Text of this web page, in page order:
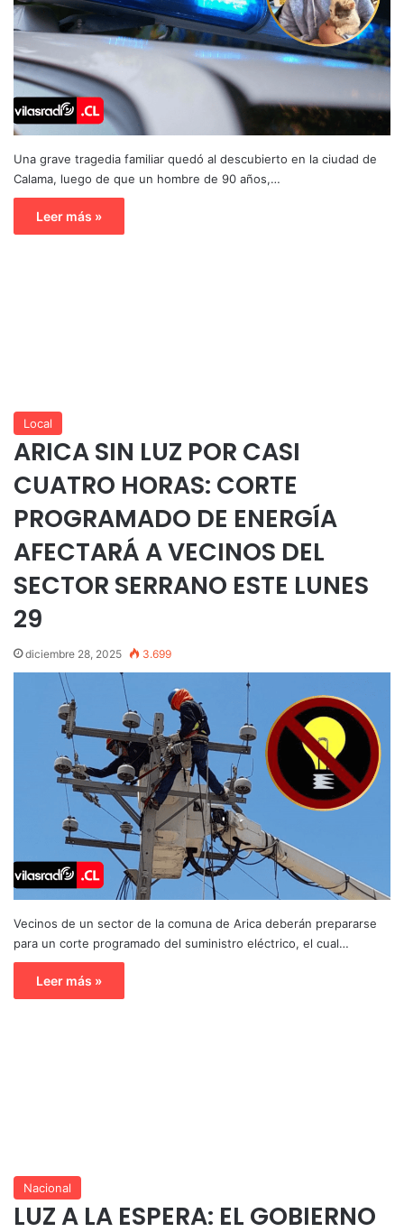
Una grave tragedia familiar quedó al descubierto en la ciudad de
Calama, luego de que un hombre de 90 años,…
Leer más »
Local
ARICA SIN LUZ POR CASI
CUATRO HORAS: CORTE
PROGRAMADO DE ENERGÍA
AFECTARÁ A VECINOS DEL
SECTOR SERRANO ESTE LUNES
29
diciembre 28, 2025 3.699
Vecinos de un sector de la comuna de Arica deberán prepararse
para un corte programado del suministro eléctrico, el cual…
Leer más »
Nacional
LUZ A LA ESPERA: EL GOBIERNO